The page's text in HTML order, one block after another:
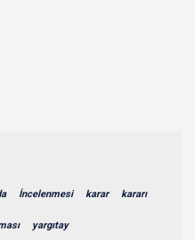
İncelenmesi karar kararı
yargıtay